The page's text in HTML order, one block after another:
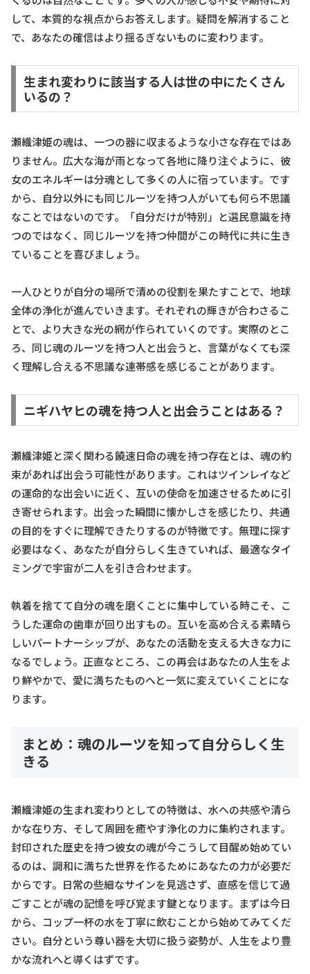
して、本質的な視点からお答えします。疑問を解消すること
で、あなたの確信はより揺るぎないものに変わります。
生まれ変わりに該当する人は世の中にたくさん
いるの？
瀬織津姫の魂は、一つの器に収まるような小さな存在ではあ
りません。広大な海が雨となって各地に降り注ぐように、彼
女のエネルギーは分魂として多くの人に宿っています。です
から、自分以外にも同じルーツを持つ人がいても何ら不思議
なことではないのです。「自分だけが特別」と選民意識を持
つのではなく、同じルーツを持つ仲間がこの時代に共に生き
ていることを喜びましょう。
一人ひとりが自分の場所で清めの役割を果たすことで、地球
全体の浄化が進んでいきます。それぞれの輝きが合わさるこ
とで、より大きな光の網が作られていくのです。実際のとこ
ろ、同じ魂のルーツを持つ人と出会うと、言葉がなくても深
く理解し合える不思議な連帯感を感じることがあります。
ニギハヤヒの魂を持つ人と出会うことはある？
瀬織津姫と深く関わる饒速日命の魂を持つ存在とは、魂の約
束があれば出会う可能性があります。これはツインレイなど
の運命的な出会いに近く、互いの使命を加速させるために引
き寄せられます。出会った瞬間に懐かしさを感じたり、共通
の目的をすぐに理解できたりするのが特徴です。無理に探す
必要はなく、あなたが自分らしく生きていれば、最適なタイ
ミングで宇宙が二人を引き合わせます。
執着を捨てて自分の魂を磨くことに集中している時こそ、こ
うした運命の歯車が回り出すもの。互いを高め合える素晴ら
しいパートナーシップが、あなたの活動を支える大きな力に
なるでしょう。正直なところ、この再会はあなたの人生をよ
り鮮やかで、愛に満ちたものへと一気に変えていくことにな
ります。
まとめ：魂のルーツを知って自分らしく生
きる
瀬織津姫の生まれ変わりとしての特徴は、水への共感や清ら
かな在り方、そして周囲を癒やす浄化の力に集約されます。
封印された歴史を持つ彼女の魂が今こうして目醒め始めてい
るのは、調和に満ちた世界を作るためにあなたの力が必要だ
からです。日常の些細なサインを見逃さず、直感を信じて過
ごすことが魂の記憶を呼び覚ます鍵となります。まずは今日
から、コップ一杯の水を丁寧に飲むことから始めてみてくだ
さい。自分という尊い器を大切に扱う姿勢が、人生をより豊
かな流れへと導くはずです。